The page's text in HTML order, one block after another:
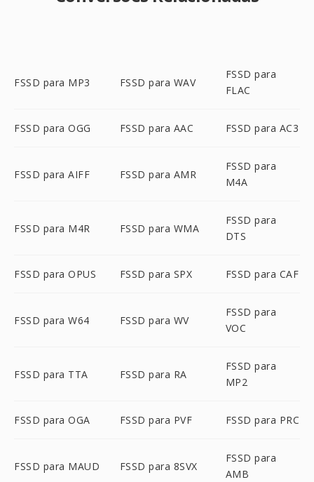
FSSD para MP3 FSSD para WAV
FSSD para
FLAC
FSSD para OGG FSSD para AAC FSSD para AC3
FSSD para AIFF FSSD para AMR
FSSD para
M4A
FSSD para M4R FSSD para WMA
FSSD para
DTS
FSSD para OPUS FSSD para SPX FSSD para CAF
FSSD para W64 FSSD para WV
FSSD para
VOC
FSSD para TTA FSSD para RA
FSSD para
MP2
FSSD para OGA FSSD para PVF FSSD para PRC
FSSD para MAUD FSSD para 8SVX
FSSD para
AMB